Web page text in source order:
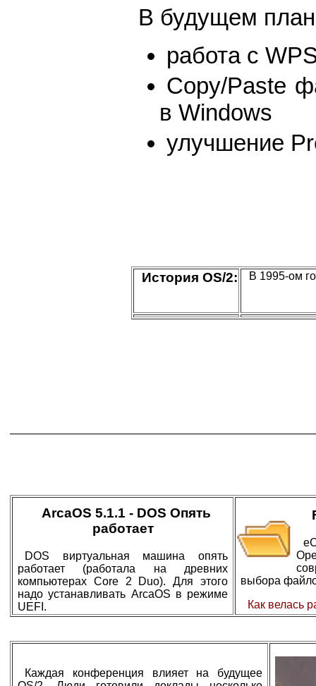
В будущем
работа с
Copy/Paste
в Windows
улучшение
История OS/2: В 1995-ом
ArcaOS 5.1.1 - DOS Опять
работает
DOS виртуальная машина опять
работает (работала на древних
компьютерах Core 2 Duo). Для этого
надо устанавливать ArcaOS в режиме
UEFI.
выбора
Как велась
Каждая конференция влияет на будущее